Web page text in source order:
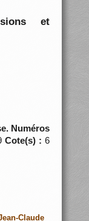
et
Numéros
Cote(s) : 6
Claude